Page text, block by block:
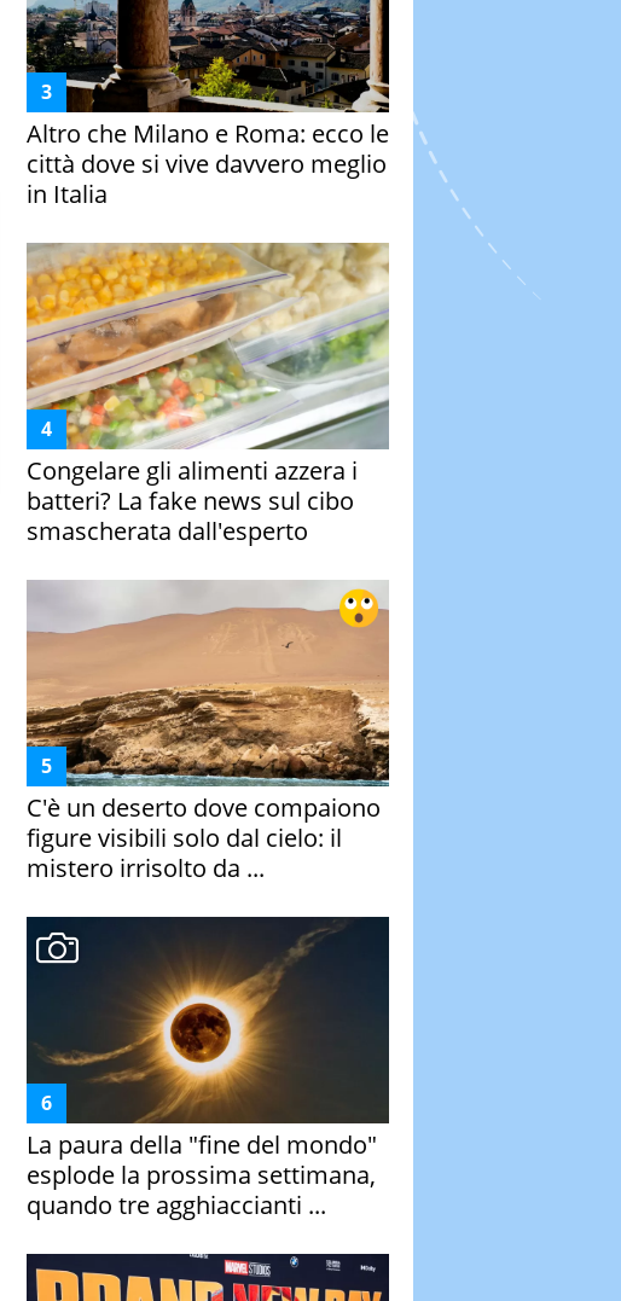
Altro che Milano e Roma: ecco le
città dove si vive davvero meglio
in Italia
Congelare gli alimenti azzera i
batteri? La fake news sul cibo
smascherata dall'esperto
C'è un deserto dove compaiono
figure visibili solo dal cielo: il
mistero irrisolto da ...
La paura della "fine del mondo"
esplode la prossima settimana,
quando tre agghiaccianti ...